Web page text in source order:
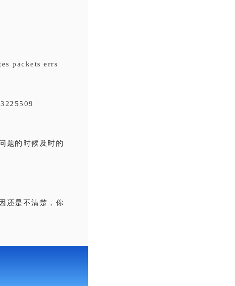
packets errs
题的时候及时的
还是不清楚，你